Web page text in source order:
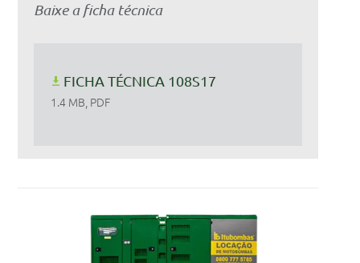
Baixe a ficha técnica
FICHA TÉCNICA 108S17
1.4 MB, PDF